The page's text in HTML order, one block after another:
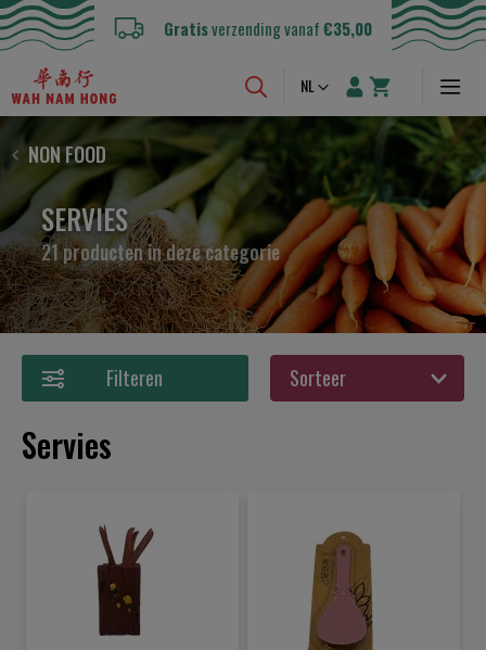
Gratisverzending vanaf€35,00
Taal
NL
NON FOOD
SERVIES
21 producten in deze categorie
Filteren
Servies